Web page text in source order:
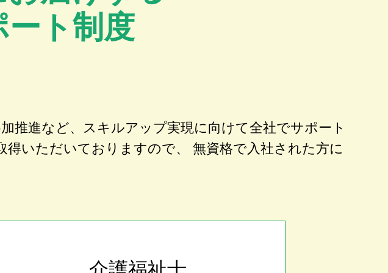
ート制度
推進など、スキルアップ実現に向けて全社でサポート
得いただいておりますので、 無資格で入社された方に